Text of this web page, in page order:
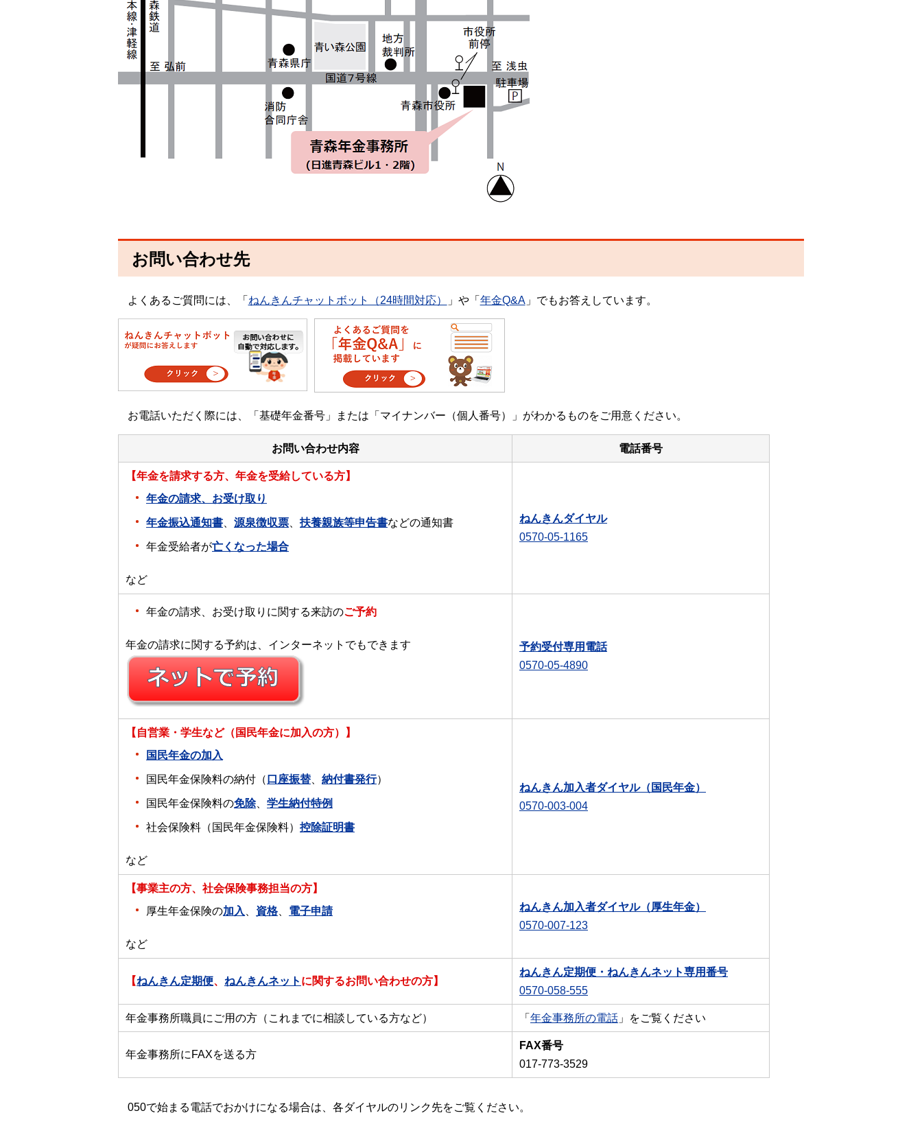
お問い合わせ先
よくあるご質問には、「 ねんきんチャットボット（24時間対応） 」や「 年金Q&A」でもお答えしています。
お電話いただく際には、「基礎年金番号」または「マイナンバー（個人番号）」がわかるものをご用意ください。
お問い合わせ内容 電話番号
【年金を請求する方、年金を受給している方】
年金の請求、お受け取り
年金振込通知書 源泉徴収票 扶養親族等申告書などの通知書
年金受給者が亡くなった場合
など
ねんきんダイヤル
0570-05-1165
年金の請求、お受け取りに関する来訪のご予約
年金の請求に関する予約は、インターネットでもできます
予約受付専用電話
0570-05-4890
【自営業・学生など（国民年金に加入の方）】
国民年金の加入
国民年金保険料の納付（ 口座振替 納付書発行）
国民年金保険料の免除、 学生納付特例
社会保険料（国民年金保険料） 控除証明書
など
ねんきん加入者ダイヤル（国民年金）
0570-003-004
【事業主の方、社会保険事務担当の方】
厚生年金保険の加入 資格、 電子申請
など
ねんきん加入者ダイヤル（厚生年金）
0570-007-123
【ねんきん定期便、 ねんきんネット に関するお問い合わせの方】
ねんきん定期便・ねんきんネット専用番号
0570-058-555
年金事務所職員にご用の方（これまでに相談している方など） 「 年金事務所の電話 」をご覧ください
年金事務所にFAXを送る方
FAX番号
017-773-3529
050で始まる電話でおかけになる場合は、各ダイヤルのリンク先をご覧ください。